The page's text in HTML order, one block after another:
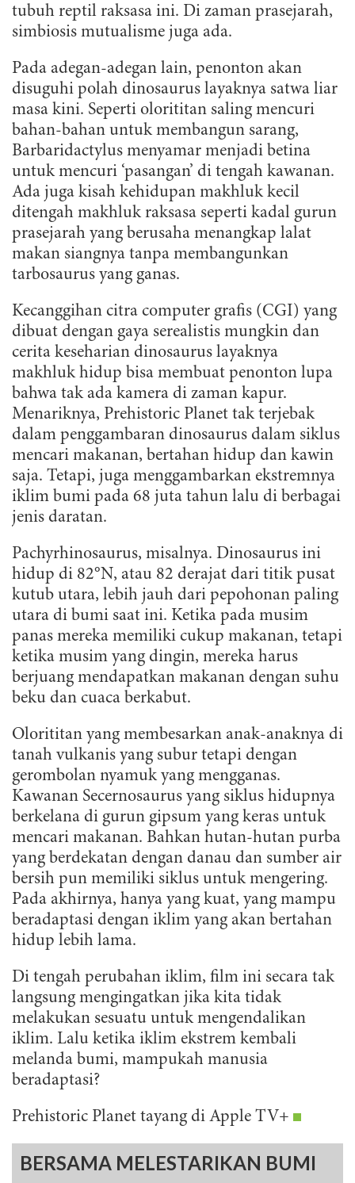
tubuh reptil raksasa ini. Di zaman prasejarah,
simbiosis mutualisme juga ada.
Pada adegan-adegan lain, penonton akan
disuguhi polah dinosaurus layaknya satwa liar
masa kini. Seperti olorititan saling mencuri
bahan-bahan untuk membangun sarang,
Barbaridactylus menyamar menjadi betina
untuk mencuri ‘pasangan’ di tengah kawanan.
Ada juga kisah kehidupan makhluk kecil
ditengah makhluk raksasa seperti kadal gurun
prasejarah yang berusaha menangkap lalat
makan siangnya tanpa membangunkan
tarbosaurus yang ganas.
Kecanggihan citra computer grafis (CGI) yang
dibuat dengan gaya serealistis mungkin dan
cerita keseharian dinosaurus layaknya
makhluk hidup bisa membuat penonton lupa
bahwa tak ada kamera di zaman kapur.
Menariknya, Prehistoric Planet tak terjebak
dalam penggambaran dinosaurus dalam siklus
mencari makanan, bertahan hidup dan kawin
saja. Tetapi, juga menggambarkan ekstremnya
iklim bumi pada 68 juta tahun lalu di berbagai
jenis daratan.
Pachyrhinosaurus, misalnya. Dinosaurus ini
hidup di 82°N, atau 82 derajat dari titik pusat
kutub utara, lebih jauh dari pepohonan paling
utara di bumi saat ini. Ketika pada musim
panas mereka memiliki cukup makanan, tetapi
ketika musim yang dingin, mereka harus
berjuang mendapatkan makanan dengan suhu
beku dan cuaca berkabut.
Olorititan yang membesarkan anak-anaknya di
tanah vulkanis yang subur tetapi dengan
gerombolan nyamuk yang mengganas.
Kawanan Secernosaurus yang siklus hidupnya
berkelana di gurun gipsum yang keras untuk
mencari makanan. Bahkan hutan-hutan purba
yang berdekatan dengan danau dan sumber air
bersih pun memiliki siklus untuk mengering.
Pada akhirnya, hanya yang kuat, yang mampu
beradaptasi dengan iklim yang akan bertahan
hidup lebih lama.
Di tengah perubahan iklim, film ini secara tak
langsung mengingatkan jika kita tidak
melakukan sesuatu untuk mengendalikan
iklim. Lalu ketika iklim ekstrem kembali
melanda bumi, mampukah manusia
beradaptasi?
Prehistoric Planet tayang di Apple TV+
BERSAMA MELESTARIKAN BUMI